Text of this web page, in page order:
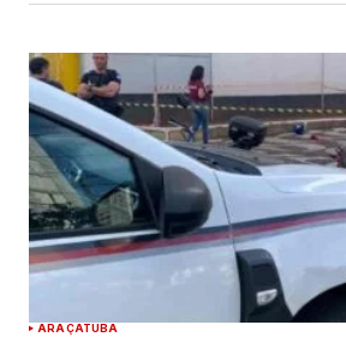
ARAÇATUBA